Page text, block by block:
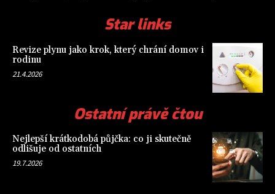
Star links
Revize plynu jako krok, který chrání domov i
rodinu
21.4.2026
Ostatní právě čtou
Nejlepší krátkodobá půjčka: co ji skutečně
odlišuje od ostatních
19.7.2026